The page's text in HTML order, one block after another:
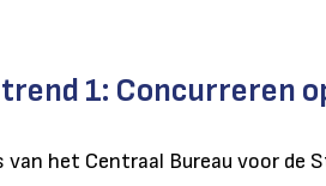
1: Concurreren
van het Centraal Bureau voor de